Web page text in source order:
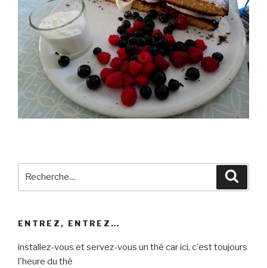
ENTREZ, ENTREZ…
installez-vous et servez-vous un thé car ici, c'est toujours
l'heure du thé